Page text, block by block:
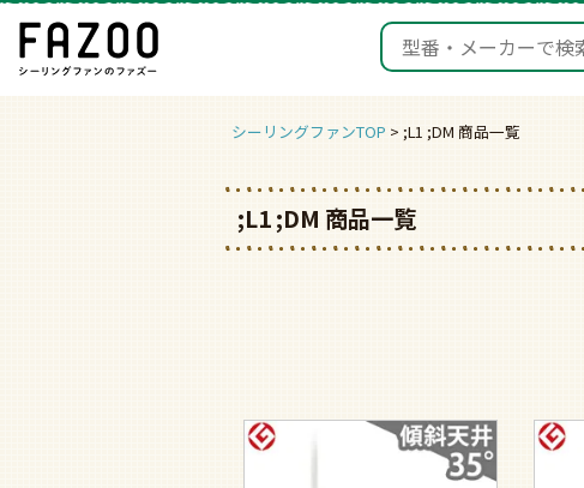
シーリングファンTOP ;L1 ;DM 商品一覧
;L1 ;DM 商品一覧